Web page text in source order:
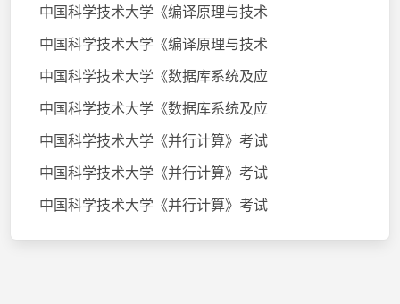
中国科学技术大学《编译原理与技术
中国科学技术大学《编译原理与技术
中国科学技术大学《数据库系统及应
中国科学技术大学《数据库系统及应
中国科学技术大学《并行计算》考试
中国科学技术大学《并行计算》考试
中国科学技术大学《并行计算》考试